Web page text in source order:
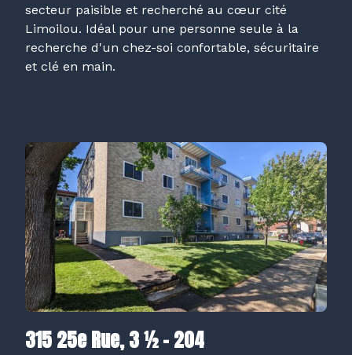
secteur paisible et recherché au cœur cité
Limoilou. Idéal pour une personne seule à la
recherche d'un chez-soi confortable, sécuritaire
et clé en main.
315 25e Rue, 3 ½ - 204